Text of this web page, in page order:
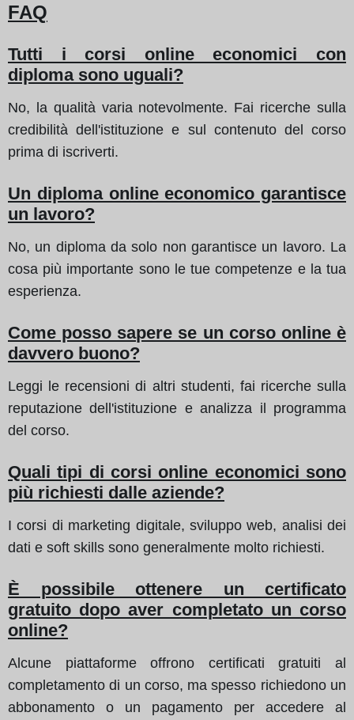
FAQ
Tutti i corsi online economici con
diploma sono uguali?
No, la qualità varia notevolmente. Fai ricerche sulla
credibilità dell'istituzione e sul contenuto del corso
prima di iscriverti.
Un diploma online economico garantisce
un lavoro?
No, un diploma da solo non garantisce un lavoro. La
cosa più importante sono le tue competenze e la tua
esperienza.
Come posso sapere se un corso online è
davvero buono?
Leggi le recensioni di altri studenti, fai ricerche sulla
reputazione dell'istituzione e analizza il programma
del corso.
Quali tipi di corsi online economici sono
più richiesti dalle aziende?
I corsi di marketing digitale, sviluppo web, analisi dei
dati e soft skills sono generalmente molto richiesti.
È possibile ottenere un certificato
gratuito dopo aver completato un corso
online?
Alcune piattaforme offrono certificati gratuiti al
completamento di un corso, ma spesso richiedono un
abbonamento o un pagamento per accedere al